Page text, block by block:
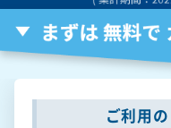
ご利用